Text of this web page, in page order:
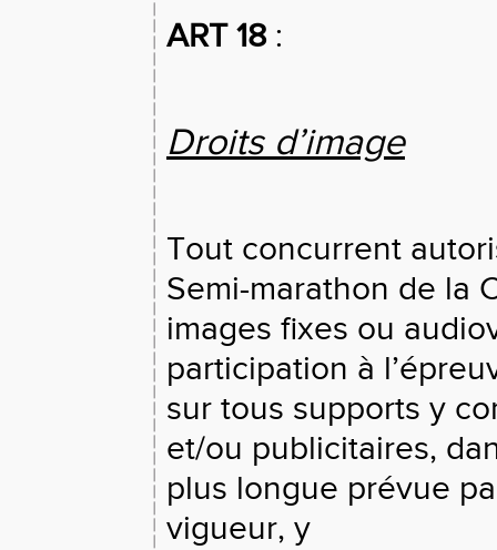
ART 18:
Droits d’image
Tout concurrent
Semi-marathon de la
images fixes ou
participation à
sur tous supports y
et/ou publicitaires,
plus longue prévue
vigueur, y